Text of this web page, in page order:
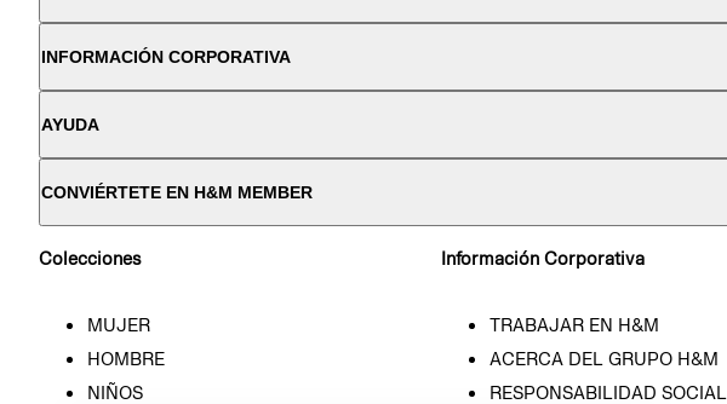
INFORMACIÓN CORPORATIVA
AYUDA
CONVIÉRTETE EN H&M MEMBER
Colecciones
MUJER
HOMBRE
NIÑOS
Información Corporativa
TRABAJAR EN H&M
ACERCA DEL GRUPO H&M
RESPONSABILIDAD SOCIAL